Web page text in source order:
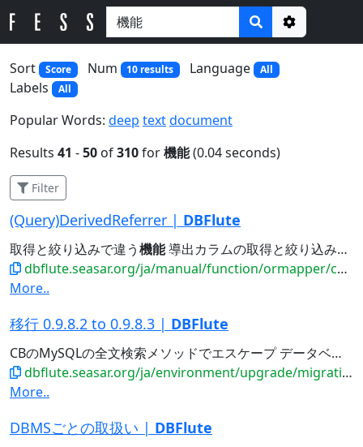
Options
Sort
Score Num 10 results Language All
Labels All
Popular Words: deep textdocument
Results 41 -50 of310for機能(0.04 seconds)
Filter
(Query)DerivedReferrer | DBFlute
取得と絞り込みで違う機能導出カラムの取得と絞り込みで違う
dbflute.seasar.org/ja/manual/function/ormapper/conditionbean/query/derivedreferrer.html
More..
移行 0.9.8.2 to 0.9.8.3 | DBFlute
CBのMySQLの全文検索メソッドでエスケープ データベース依存のオプション
dbflute.seasar.org/ja/environment/upgrade/migration/migrate0982to0983.html
More..
DBMSごとの取扱い | DBFlute